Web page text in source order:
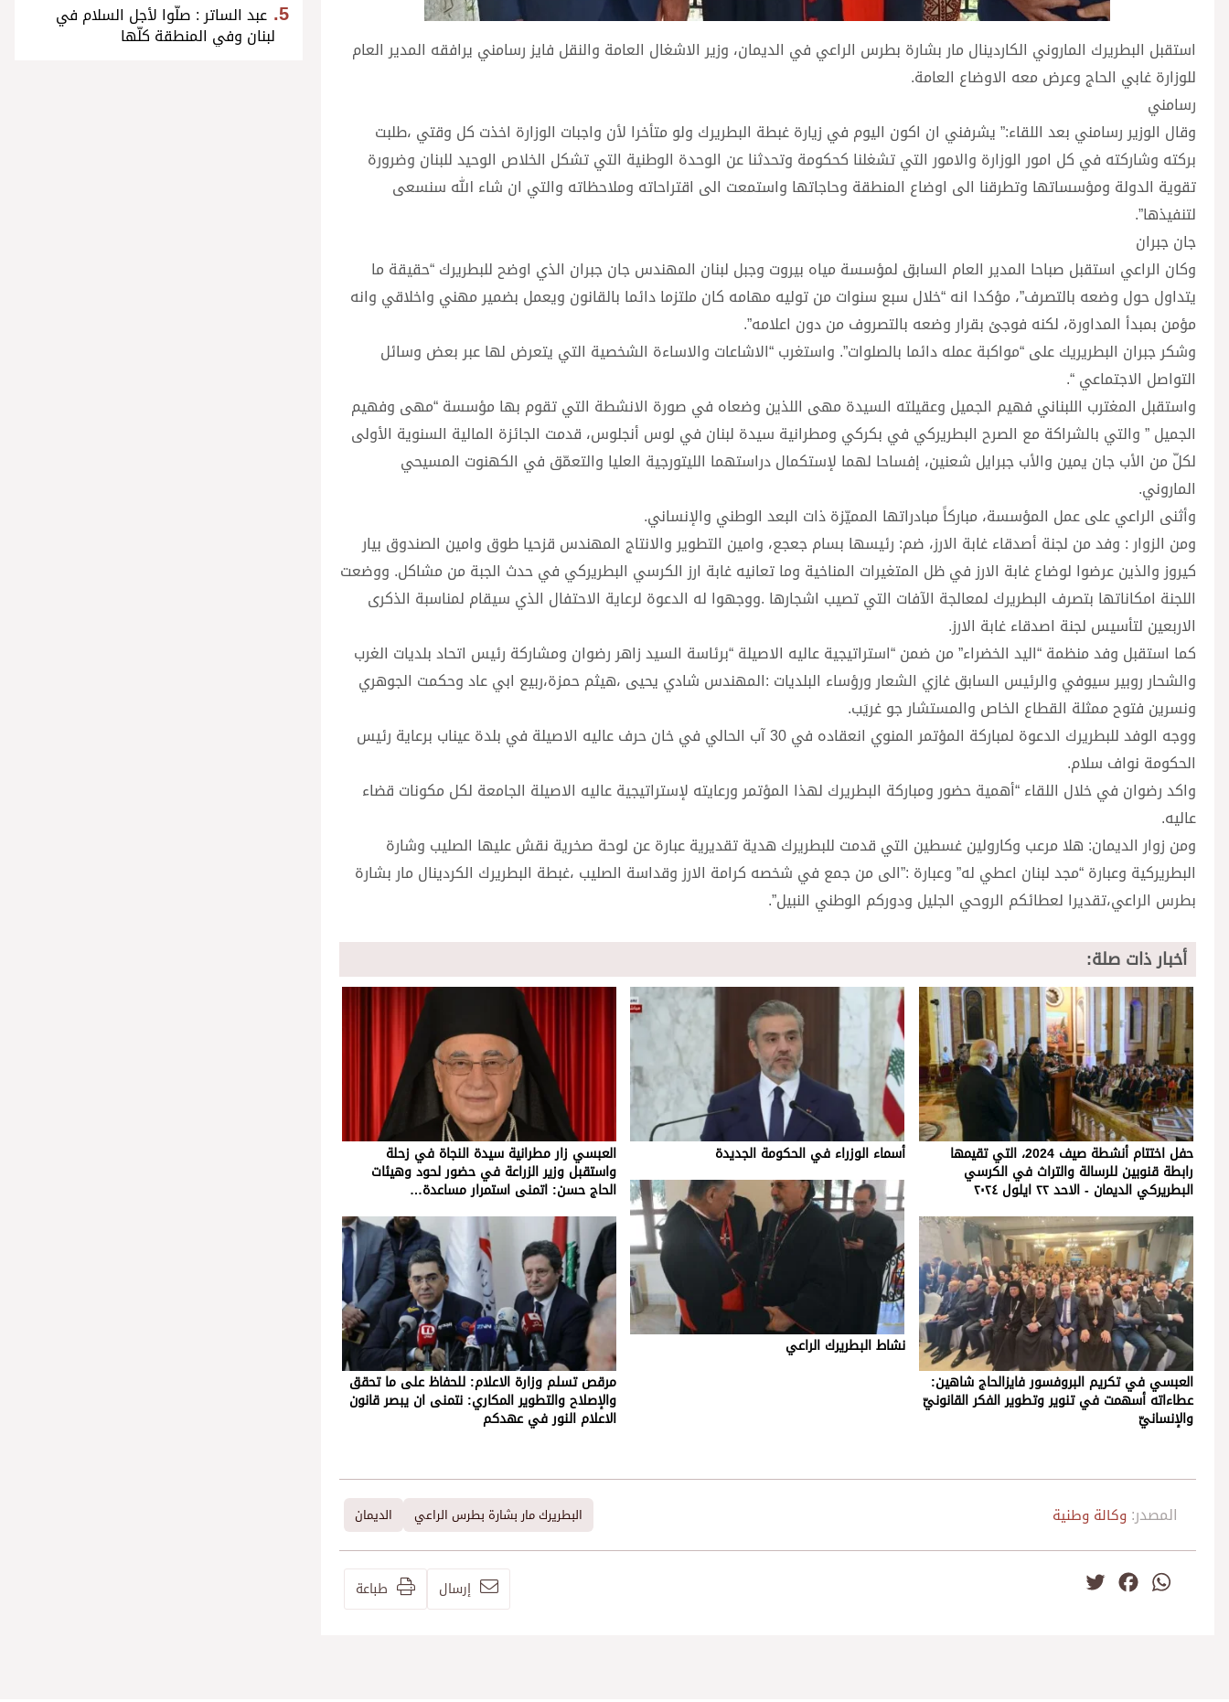
استقبل البطريرك الماروني الكاردينال مار بشارة بطرس الراعي في الديمان، وزير الاشغال العامة والنقل فايز رسامني يرافقه المدير العام
للوزارة غابي الحاج وعرض معه الاوضاع العامة.
رسامني
وقال الوزير رسامني بعد اللقاء:” يشرفني ان اكون اليوم في زيارة غبطة البطريرك ولو متأخرا لأن واجبات الوزارة اخذت كل وقتي ،طلبت
بركته وشاركته في كل امور الوزارة والامور التي تشغلنا كحكومة وتحدثنا عن الوحدة الوطنية التي تشكل الخلاص الوحيد للبنان وضرورة
تقوية الدولة ومؤسساتها وتطرقنا الى اوضاع المنطقة وحاجاتها واستمعت الى اقتراحاته وملاحظاته والتي ان شاء الله سنسعى
لتنفيذها”.
جان جبران
وكان الراعي استقبل صباحا المدير العام السابق لمؤسسة مياه بيروت وجبل لبنان المهندس جان جبران الذي اوضح للبطريرك “حقيقة ما
يتداول حول وضعه بالتصرف”، مؤكدا انه “خلال سبع سنوات من توليه مهامه كان ملتزما دائما بالقانون ويعمل بضمير مهني واخلاقي وانه
مؤمن بمبدأ المداورة، لكنه فوجئ بقرار وضعه بالتصروف من دون اعلامه”.
وشكر جبران البطريريك على “مواكبة عمله دائما بالصلوات”. واستغرب “الاشاعات والاساءة الشخصية التي يتعرض لها عبر بعض وسائل
التواصل الاجتماعي “.
واستقبل المغترب اللبناني فهيم الجميل وعقيلته السيدة مهى اللذين وضعاه في صورة الانشطة التي تقوم بها مؤسسة “مهى وفهيم
الجميل ” والتي بالشراكة مع الصرح البطريركي في بكركي ومطرانية سيدة لبنان في لوس أنجلوس، قدمت الجائزة المالية السنوية الأولى
لكلّ من الأب جان يمين والأب جبرايل شعنين، إفساحا لهما لإستكمال دراستهما الليتورجية العليا والتعمّق في الكهنوت المسيحي
الماروني.
وأثنى الراعي على عمل المؤسسة، مباركاً مبادراتها المميّزة ذات البعد الوطني والإنساني.
ومن الزوار : وفد من لجنة أصدقاء غابة الارز، ضم: رئيسها بسام جعجع، وامين التطوير والانتاج المهندس قزحيا طوق وامين الصندوق بيار
كيروز والذين عرضوا لوضاع غابة الارز في ظل المتغيرات المناخية وما تعانيه غابة ارز الكرسي البطريركي في حدث الجبة من مشاكل. ووضعت
اللجنة امكاناتها بتصرف البطريرك لمعالجة الآفات التي تصيب اشجارها .ووجهوا له الدعوة لرعاية الاحتفال الذي سيقام لمناسبة الذكرى
الاربعين لتأسيس لجنة اصدقاء غابة الارز.
كما استقبل وفد منظمة “اليد الخضراء” من ضمن “استراتيجية عاليه الاصيلة “برئاسة السيد زاهر رضوان ومشاركة رئيس اتحاد بلديات الغرب
والشحار روبير سيوفي والرئيس السابق غازي الشعار ورؤساء البلديات :المهندس شادي يحيى ،هيثم حمزة،ربيع ابي عاد وحكمت الجوهري
ونسرين فتوح ممثلة القطاع الخاص والمستشار جو غريَب.
ووجه الوفد للبطريرك الدعوة لمباركة المؤتمر المنوي انعقاده في 30 آب الحالي في خان حرف عاليه الاصيلة في بلدة عيناب برعاية رئيس
الحكومة نواف سلام.
واكد رضوان في خلال اللقاء “أهمية حضور ومباركة البطريرك لهذا المؤتمر ورعايته لإستراتيجية عاليه الاصيلة الجامعة لكل مكونات قضاء
عاليه.
ومن زوار الديمان: هلا مرعب وكارولين غسطين التي قدمت للبطريرك هدية تقديرية عبارة عن لوحة صخرية نقش عليها الصليب وشارة
البطريركية وعبارة “مجد لبنان اعطي له” وعبارة :”الى من جمع في شخصه كرامة الارز وقداسة الصليب ،غبطة البطريرك الكردينال مار بشارة
بطرس الراعي،تقديرا لعطائكم الروحي الجليل ودوركم الوطني النبيل”.
أخبار ذات صلة:
حفل اختتام أنشطة صيف 2024، التي تقيمها
رابطة قنوبين للرسالة والتراث في الكرسي
البطريركي الديمان - الاحد ٢٢ ايلول ٢٠٢٤
العبسي في تكريم البروفسور فايزالحاج شاهين:
عطاءاته أسهمت في تنوير وتطوير الفكر القانونيّ
والإنسانيّ
أسماء الوزراء في الحكومة الجديدة
نشاط البطريرك الراعي
العبسي زار مطرانية سيدة النجاة في زحلة
واستقبل وزير الزراعة في حضور لحود وهيئات
الحاج حسن: اتمنى استمرار مساعدة…
مرقص تسلم وزارة الاعلام: للحفاظ على ما تحقق
والإصلاح والتطوير المكاري: نتمنى ان يبصر قانون
الاعلام النور في عهدكم
المصدر: وكالة وطنية البطريرك مار بشارة بطرس الراعي الديمان
WhatsApp
Facebook إرسال طباعة
عبد الساتر : صلّوا لأجل السلام في
لبنان وفي المنطقة كلّها